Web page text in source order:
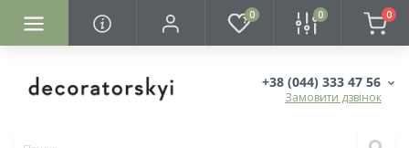
0 0 0
+38 (044) 333 47 56
Замовити дзвінок